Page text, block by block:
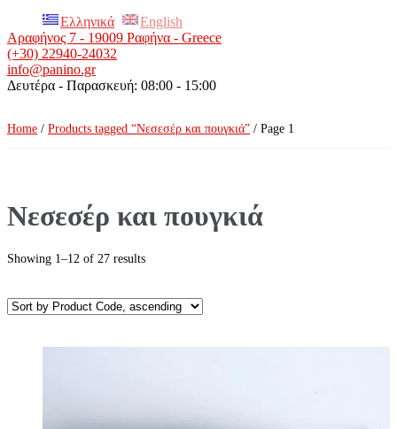
Ελληνικά
English
Αραφήνος 7 - 19009 Ραφήνα - Greece
(+30) 22940-24032
info@panino.gr
Δευτέρα - Παρασκευή: 08:00 - 15:00
Home / Products tagged “Νεσεσέρ και πουγκιά” / Page 1
Νεσεσέρ και πουγκιά
Showing 1–12 of 27 results